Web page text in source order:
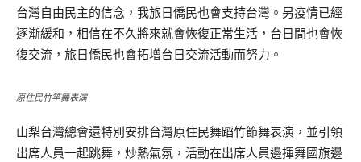
台灣自由民主的信念，我旅日僑民也會支持台灣。另疫情已經
逐漸緩和，相信在不久將來就會恢復正常生活，台日間也會恢
復交流，旅日僑民也會拓增台日交流活動而努力。
原住民竹竿舞表演
山梨台灣總會還特別安排台灣原住民舞蹈竹節舞表演，並引領
出席人員一起跳舞，炒熱氣氛，活動在出席人員邊揮舞國旗邊